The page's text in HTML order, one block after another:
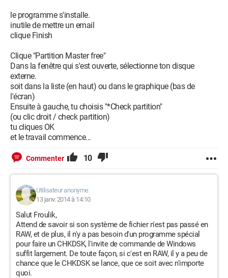
le programme s'installe.
inutile de mettre un email
clique Finish
Clique "Partition Master free"
Dans la fenêtre qui s'est ouverte, sélectionne ton disque
externe.
soit dans la liste (en haut) ou dans le graphique (bas de
l'écran)
Ensuite à gauche, tu choisis "*Check partition"
(ou clic droit / check partition)
tu cliques OK
et le travail commence...
Commenter 10
Utilisateur anonyme
13 janv. 2014 à 14:10
Salut Froulik,
Attend de savoir si son système de fichier n'est pas passé en
RAW, et de plus, il n'y a pas besoin d'un programme spécial
pour faire un CHKDSK, l'invite de commande de Windows
suffit largement. De toute façon, si c'est en RAW, il y a peu de
chance que le CHKDSK se lance, que ce soit avec n'importe
quoi.